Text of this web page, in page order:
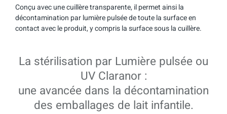
Conçu avec une cuillère transparente, il permet ainsi la
décontamination par lumière pulsée de toute la surface en
contact avec le produit, y compris la surface sous la cuillère.
La stérilisation par Lumière pulsée ou
UV Claranor :
une avancée dans la décontamination
des emballages de lait infantile.